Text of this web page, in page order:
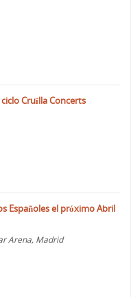
Cruïlla Concerts
Españoles el próximo Abril
Arena, Madrid